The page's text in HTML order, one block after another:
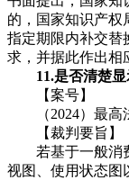
的，国家知识产权
指定期限内补交替
求，并据此作出相
11.是否清楚
【案号】
（2024）最高
【裁判要旨】
若基于一般消费
视图、使用状态图